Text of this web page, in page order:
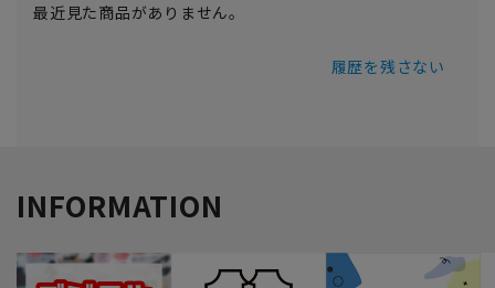
最近見た商品がありません。
履歴を残さない
INFORMATION